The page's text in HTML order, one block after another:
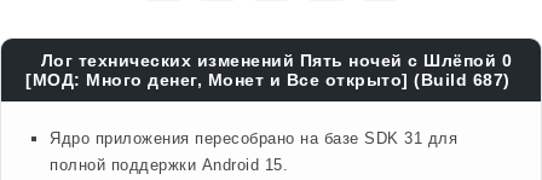
Лог технических изменений Пять ночей с Шлёпой 0
[МОД: Много денег, Монет и Все открыто] (Build 687)
Ядро приложения пересобрано на базе SDK 31 для
полной поддержки Android 15.